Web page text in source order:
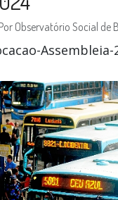
Observatório Social de
Assembleia-